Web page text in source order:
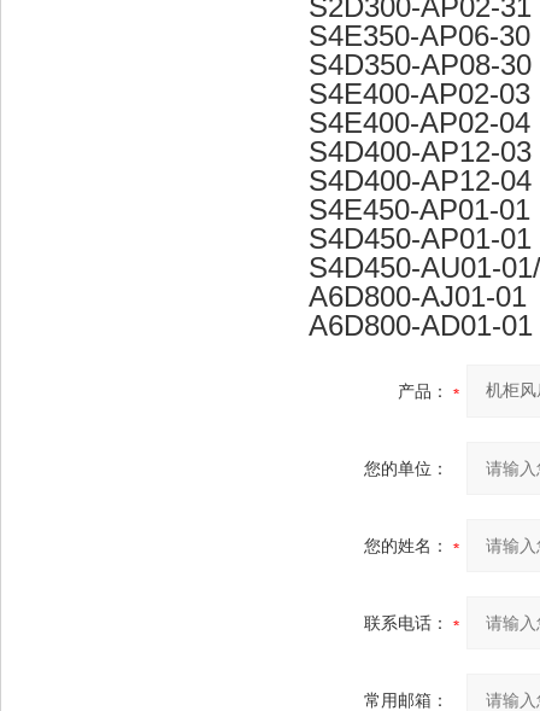
S2D300-AP02-31
S4E350-AP06-30
S4D350-AP08-30
S4E400-AP02-03
S4E400-AP02-04
S4D400-AP12-03
S4D400-AP12-04
S4E450-AP01-01
S4D450-AP01-01
S4D450-AU01-
A6D800-AJ01-01
A6D800-AD01-01
产品：
您的单位：
您的姓名：
联系电话：
常用邮箱：